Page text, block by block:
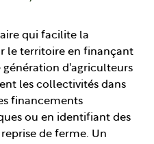
qui facilite la
le territoire en finançant
d'agriculteurs
les collectivités dans
financements
ou en identifiant des
de ferme. Un